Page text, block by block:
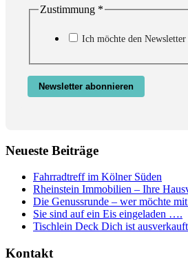
Zustimmung
Zustimmung *
Ich möchte den
Newsletter abonnieren
Neueste Beiträge
Fahrradtreff im Kölner Süden
Rheinstein Immobilien – Ihre
Die Genussrunde – wer möchte
Sie sind auf ein Eis eingeladen ….
Tischlein Deck Dich ist
Kontakt